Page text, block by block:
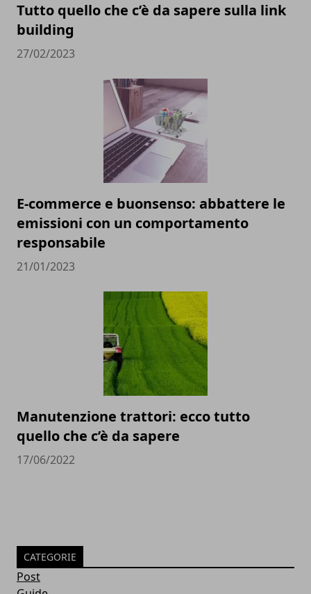
Tutto quello che c’è da sapere sulla link
building
27/02/2023
E-commerce e buonsenso: abbattere le
emissioni con un comportamento
responsabile
21/01/2023
Manutenzione trattori: ecco tutto
quello che c’è da sapere
17/06/2022
CATEGORIE
Post